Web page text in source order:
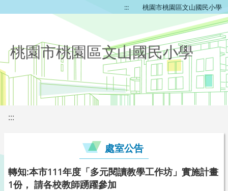
::: 桃園市桃園區文山國民小學
桃園市桃園區文山國民小學
:::
處室公告
轉知:本市111年度「多元閱讀教學工作坊」實施計畫
1份， 請各校教師踴躍參加